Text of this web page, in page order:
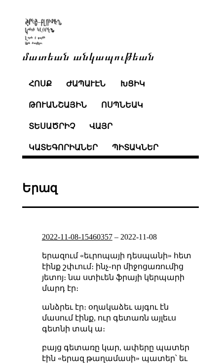
մատեան անկապութեան
ՀՈՍՔ ԺԱՊԱՒԷՆ ԽՑԻԿ
ԹՈՒԱՆՇԱՅԻՆ ՈՍՊՆԵԱԿ
ՏԵՍԱԾՐԻՉ ՎԱՅՐ
ԿԱՏԵԳՈՐԻԱՆԵՐ ՊԻՏԱԿՆԵՐ
Երազ
2022-11-08-15460357– 2022-11-08
երազում «եւրոպայի դեսպանի» հետ
էինք շփւում։ ինչ֊որ միջոցառումից
յետոյ։ նա ստիւեն ֆրայի կերպարի
մարդ էր։
անձրեւ էր։ օղակաձեւ այգու էն
մասում էինք, ուր գետառն այլեւս
գետնի տակ ա։
բայց գետառը կար, ափերը պատեր
էին «երազ թաղամասի» պատեր՝ եւ